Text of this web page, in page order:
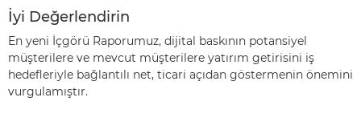
İyi Değerlendirin
En yeni İçgörü Raporumuz, dijital baskının potansiyel
müşterilere ve mevcut müşterilere yatırım getirisini iş
hedefleriyle bağlantılı net, ticari açıdan göstermenin önemini
vurgulamıştır.